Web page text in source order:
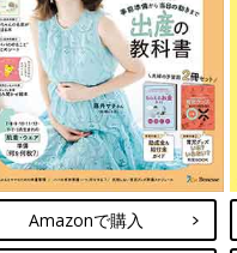
Amazonで購入